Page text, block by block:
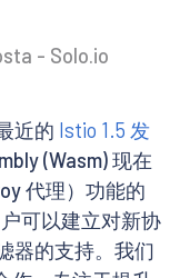
- Solo.io
近的 Istio 1.5 发
(Wasm) 现在
代理）功能的
可以建立对新协
器的支持。我们